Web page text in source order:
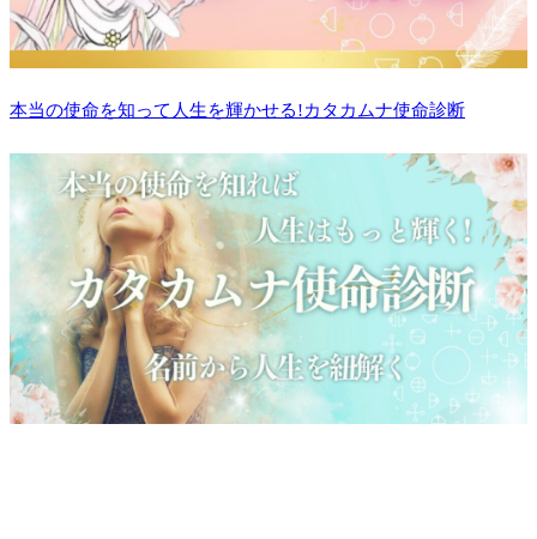
本当の使命を知って人生を輝かせる!カタカムナ使命診断